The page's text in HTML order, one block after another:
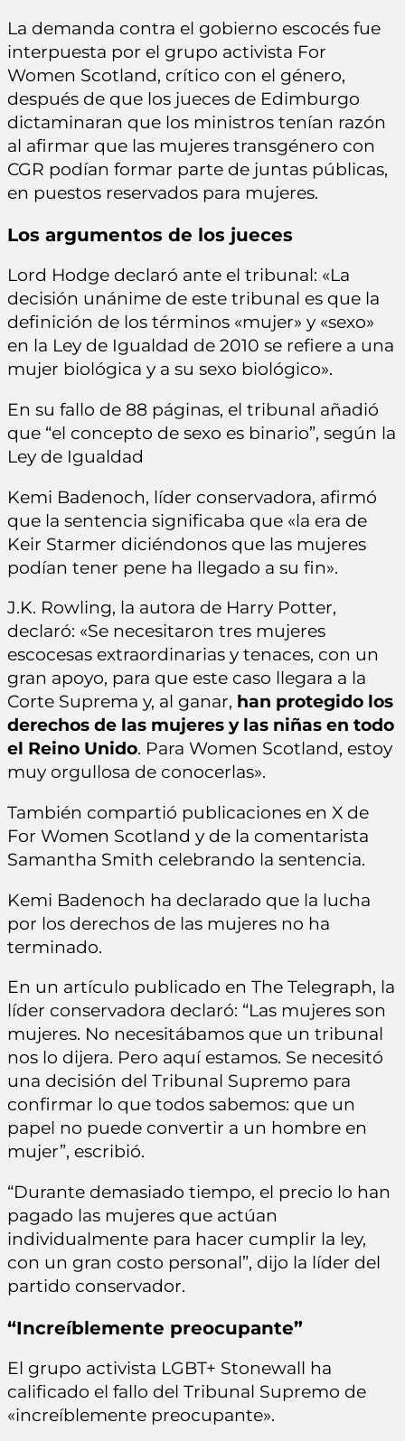
La demanda contra el gobierno escocés fue
interpuesta por el grupo activista For
Women Scotland, crítico con el género,
después de que los jueces de Edimburgo
dictaminaran que los ministros tenían razón
al afirmar que las mujeres transgénero con
CGR podían formar parte de juntas públicas,
en puestos reservados para mujeres.
Los argumentos de los jueces
Lord Hodge declaró ante el tribunal: «La
decisión unánime de este tribunal es que la
definición de los términos «mujer» y «sexo»
en la Ley de Igualdad de 2010 se refiere a una
mujer biológica y a su sexo biológico».
En su fallo de 88 páginas, el tribunal añadió
que “el concepto de sexo es binario”, según la
Ley de Igualdad
Kemi Badenoch, líder conservadora, afirmó
que la sentencia significaba que «la era de
Keir Starmer diciéndonos que las mujeres
podían tener pene ha llegado a su fin».
J.K. Rowling, la autora de Harry Potter,
declaró: «Se necesitaron tres mujeres
escocesas extraordinarias y tenaces, con un
gran apoyo, para que este caso llegara a la
Corte Suprema y, al ganar, han protegido los
derechos de las mujeres y las niñas en todo
el Reino Unido. Para Women Scotland, estoy
muy orgullosa de conocerlas».
También compartió publicaciones en X de
For Women Scotland y de la comentarista
Samantha Smith celebrando la sentencia.
Kemi Badenoch ha declarado que la lucha
por los derechos de las mujeres no ha
terminado.
En un artículo publicado en The Telegraph, la
líder conservadora declaró: “Las mujeres son
mujeres. No necesitábamos que un tribunal
nos lo dijera. Pero aquí estamos. Se necesitó
una decisión del Tribunal Supremo para
confirmar lo que todos sabemos: que un
papel no puede convertir a un hombre en
mujer”, escribió.
“Durante demasiado tiempo, el precio lo han
pagado las mujeres que actúan
individualmente para hacer cumplir la ley,
con un gran costo personal”, dijo la líder del
partido conservador.
“Increíblemente preocupante”
El grupo activista LGBT+ Stonewall ha
calificado el fallo del Tribunal Supremo de
«increíblemente preocupante».